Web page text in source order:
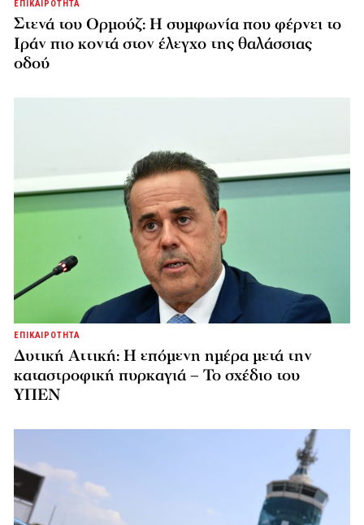
ΕΠΙΚΑΙΡΟΤΗΤΑ
Στενά του Ορμούζ: Η συμφωνία που φέρνει το
Ιράν πιο κοντά στον έλεγχο της θαλάσσιας
οδού
ΕΠΙΚΑΙΡΟΤΗΤΑ
Δυτική Αττική: Η επόμενη ημέρα μετά την
καταστροφική πυρκαγιά – Το σχέδιο του
ΥΠΕΝ